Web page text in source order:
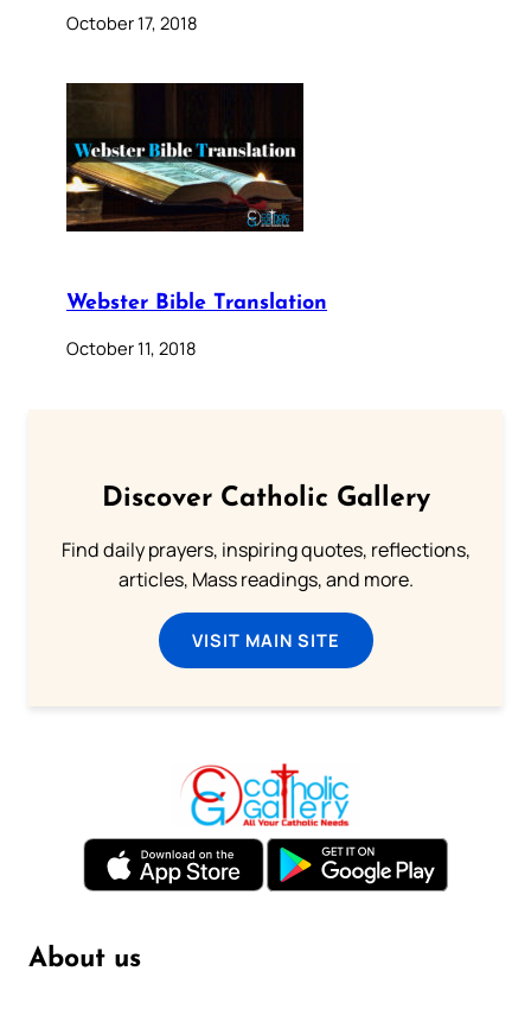
October 17, 2018
Webster Bible Translation
October 11, 2018
Discover Catholic Gallery
Find daily prayers, inspiring quotes, reflections,
articles, Mass readings, and more.
VISIT MAIN SITE
About us